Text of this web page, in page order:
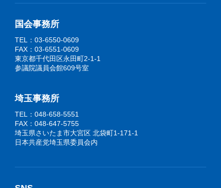
国会事務所
TEL：03-6550-0609
FAX：03-6551-0609
東京都千代田区永田町2-1-1
参議院議員会館609号室
埼玉事務所
TEL：048-658-5551
FAX：048-647-5755
埼玉県さいたま市大宮区 北袋町1-171-1
日本共産党埼玉県委員会内